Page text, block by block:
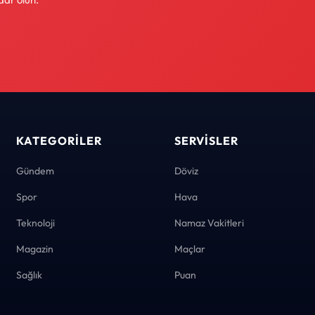
KATEGORILER
Gündem
Spor
Teknoloji
Magazin
Sağlık
SERVISLER
Döviz
Hava
Namaz Vakitleri
Maçlar
Puan